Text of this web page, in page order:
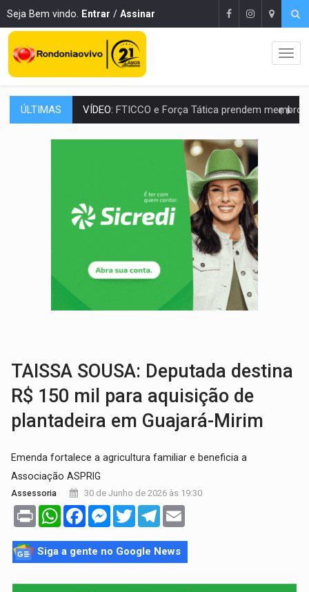
Seja Bem vindo. Entrar / Assinar
ÚLTIMAS INCLUSÃO:Prefeitura fortalece parceria com a APAE para ampliar ações
DEFESA:Exército testa inovações no combate a drones durante
TEMAS SOCIOAMBIENTAIS:Em Itapuã do Oeste, CINEMAZÔNIA leva cinema
Interior de Rondônia terá sábado (8) de calor
INFRAESTRUTURA:Após quase 30 anos de espera, asfalto chega ao
Coreografia de Rondônia estreia na programação do Festival de
ELEIÇÕES 2026:Sgt. Mouza esclarece 'erro de digitação' em declaração de
JUDICIÁRIO: Sinjur parabeniza servidores pelo adicional de incentivo com
TAISSA SOUSA: Deputada destina
R$ 150 mil para aquisição de
plantadeira em Guajará-Mirim
Emenda fortalece a agricultura familiar e beneficia a
Associação ASPRIG
Assessoria 30 de Junho de 2026 às 19:30
Print WhatsAppFacebookMessenger
TwitterTelegram
Siga a gente no Google News